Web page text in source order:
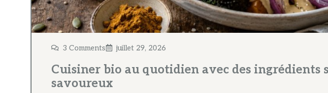
3 Comments juillet 29, 2026
Cuisiner bio au quotidien avec des ingrédients
savoureux